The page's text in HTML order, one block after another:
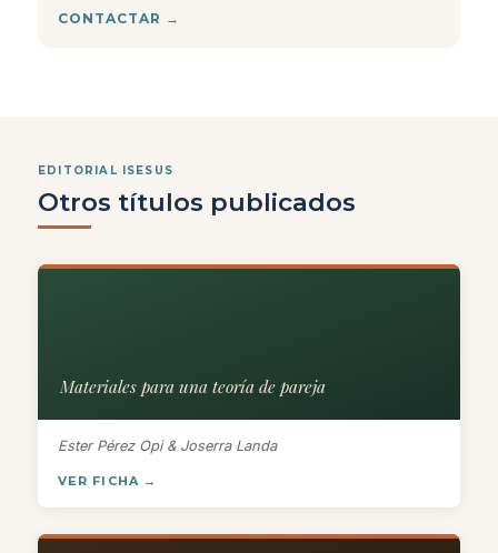
CONTACTAR →
EDITORIAL ISESUS
Otros títulos publicados
Materiales para una teoría de pareja
Ester Pérez Opi & Joserra Landa
VER FICHA →